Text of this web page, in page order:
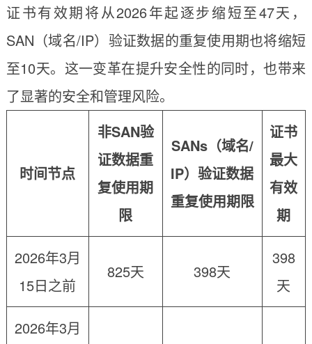
证书有效期将从2026年起逐步缩短至47天，
SAN（域名/IP）验证数据的重复使用期也将缩短
至10天。这一变革在提升安全性的同时，也带来
了显著的安全和管理风险。
时间节点
非SAN验
证数据重
复使用期
限
SANs（域名/
IP）验证数据
重复使用期限
证书
最大
有效
期
2026年3月
15日之前
825天 398天
398
天
2026年3月